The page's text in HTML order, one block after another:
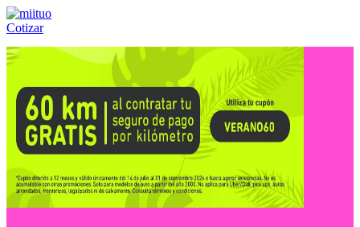
Cotizar
Llámanos al:(55) 84-21-05-00 ó